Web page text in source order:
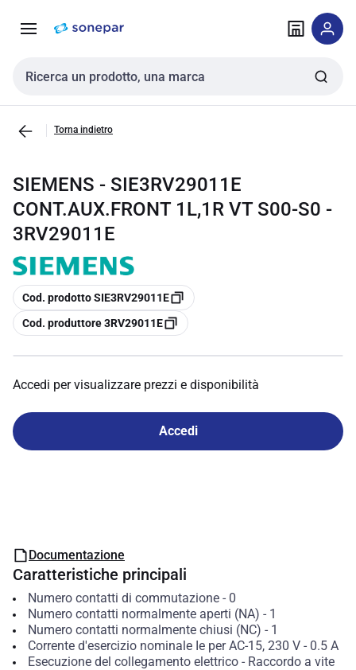
navigazione alla
Cerca input
Torna indietro
SIEMENS - SIE3RV29011E
CONT.AUX.FRONT 1L,1R VT S00-S0 -
3RV29011E
copia
Cod. prodotto SIE3RV29011E
copia
Cod. produttore 3RV29011E
Accedi per visualizzare prezzi e disponibilità
Accedi
Documentazione
Caratteristiche principali
Numero contatti di commutazione- 0
Numero contatti normalmente aperti (NA) - 1
Numero contatti normalmente chiusi (NC) - 1
Corrente d'esercizio nominale Ie per AC-15, 230 V- 0.5 A
Esecuzione del collegamento elettrico- Raccordo a vite